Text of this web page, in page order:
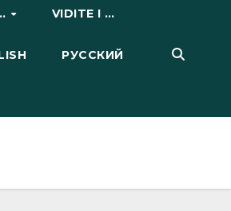
VIDITE I …
РУССКИЙ